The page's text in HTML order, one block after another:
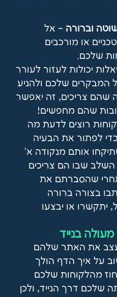
וברורה – אל
או מורכבים
שלכם.
יכולות לעזור לעורר
שלכם ולהניע
שהם צריכים, זה יאפשר
שהם מחפשים!
רוצים לדעת מה
לפתור את הבעיה
אותם מנקודה א'
השלב שבו הם צריכים
שהסברתם את
בצורה ברורה
יתקשרו או יבצעו
את האתר שלהם
על איך הדף הולך
בפלאפון. 58 אחוז מהלקוחות שלכם
שלכם דרך הנייד, ולכן